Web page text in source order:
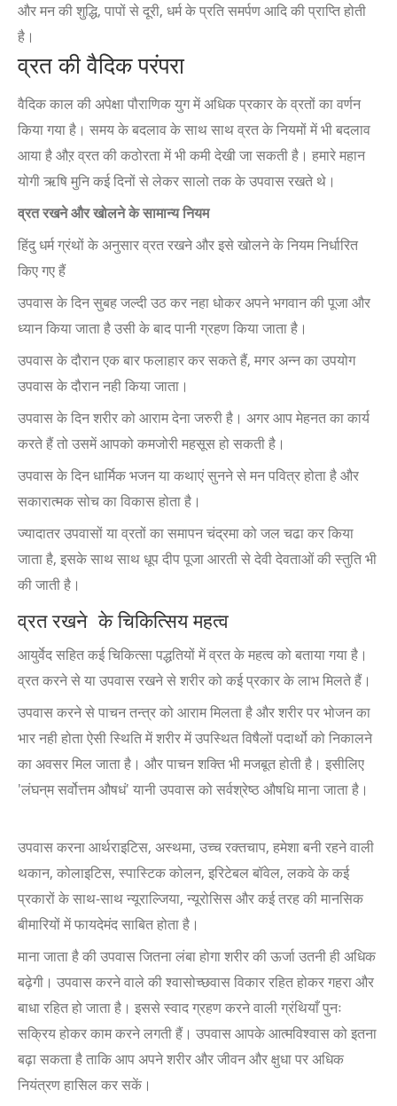
और मन की शुद्धि, पापों से दूरी, धर्म के प्रति समर्पण आदि की प्राप्ति होती
है।
व्रत की वैदिक परंपरा
वैदिक काल की अपेक्षा पौराणिक युग में अधिक प्रकार के व्रतों का वर्णन
किया गया है। समय के बदलाव के साथ साथ व्रत के नियमों में भी बदलाव
आया है औऱ व्रत की कठोरता में भी कमी देखी जा सकती है। हमारे महान
योगी ऋषि मुनि कई दिनों से लेकर सालो तक के उपवास रखते थे।
व्रतरखनेऔरखोलनेकेसामान्यनियम
हिंदु धर्म ग्रंथों के अनुसार व्रत रखने और इसे खोलने के नियम निर्धारित
किए गए हैं
उपवास के दिन सुबह जल्दी उठ कर नहा धोकर अपने भगवान की पूजा और
ध्यान किया जाता है उसी के बाद पानी ग्रहण किया जाता है।
उपवास के दौरान एक बार फलाहार कर सकते हैं, मगर अन्न का उपयोग
उपवास के दौरान नही किया जाता।
उपवास के दिन शरीर को आराम देना जरुरी है। अगर आप मेहनत का कार्य
करते हैं तो उसमें आपको कमजोरी महसूस हो सकती है।
उपवास के दिन धार्मिक भजन या कथाएं सुनने से मन पवित्र होता है और
सकारात्मक सोच का विकास होता है।
ज्यादातर उपवासों या व्रतों का समापन चंद्रमा को जल चढा कर किया
जाता है, इसके साथ साथ धूप दीप पूजा आरती से देवी देवताओं की स्तुति भी
की जाती है।
व्रत रखने के चिकित्सिय महत्व
आयुर्वेद सहित कई चिकित्सा पद्धतियों में व्रत के महत्व को बताया गया है।
व्रत करने से या उपवास रखने से शरीर को कई प्रकार के लाभ मिलते हैं।
उपवास करने से पाचन तन्त्र को आराम मिलता है और शरीर पर भोजन का
भार नही होता ऐसी स्थिति में शरीर में उपस्थित विषैलों पदार्थो को निकालने
का अवसर मिल जाता है। और पाचन शक्ति भी मजबूत होती है। इसीलिए
'लंघन्‌म सर्वोत्तम औषधं' यानी उपवास को सर्वश्रेष्ठ औषधि माना जाता है।
उपवास करना आर्थराइटिस, अस्थमा, उच्च रक्तचाप, हमेशा बनी रहने वाली
थकान, कोलाइटिस, स्पास्टिक कोलन, इरिटेबल बॉवेल, लकवे के कई
प्रकारों के साथ-साथ न्यूराल्जिया, न्यूरोसिस और कई तरह की मानसिक
बीमारियों में फायदेमंद साबित होता है।
माना जाता है की उपवास जितना लंबा होगा शरीर की ऊर्जा उतनी ही अधिक
बढ़ेगी। उपवास करने वाले की श्वासोच्छवास विकार रहित होकर गहरा और
बाधा रहित हो जाता है। इससे स्वाद ग्रहण करने वाली ग्रंथियाँ पुनः
सक्रिय होकर काम करने लगती हैं। उपवास आपके आत्मविश्वास को इतना
बढ़ा सकता है ताकि आप अपने शरीर और जीवन और क्षुधा पर अधिक
नियंत्रण हासिल कर सकें।